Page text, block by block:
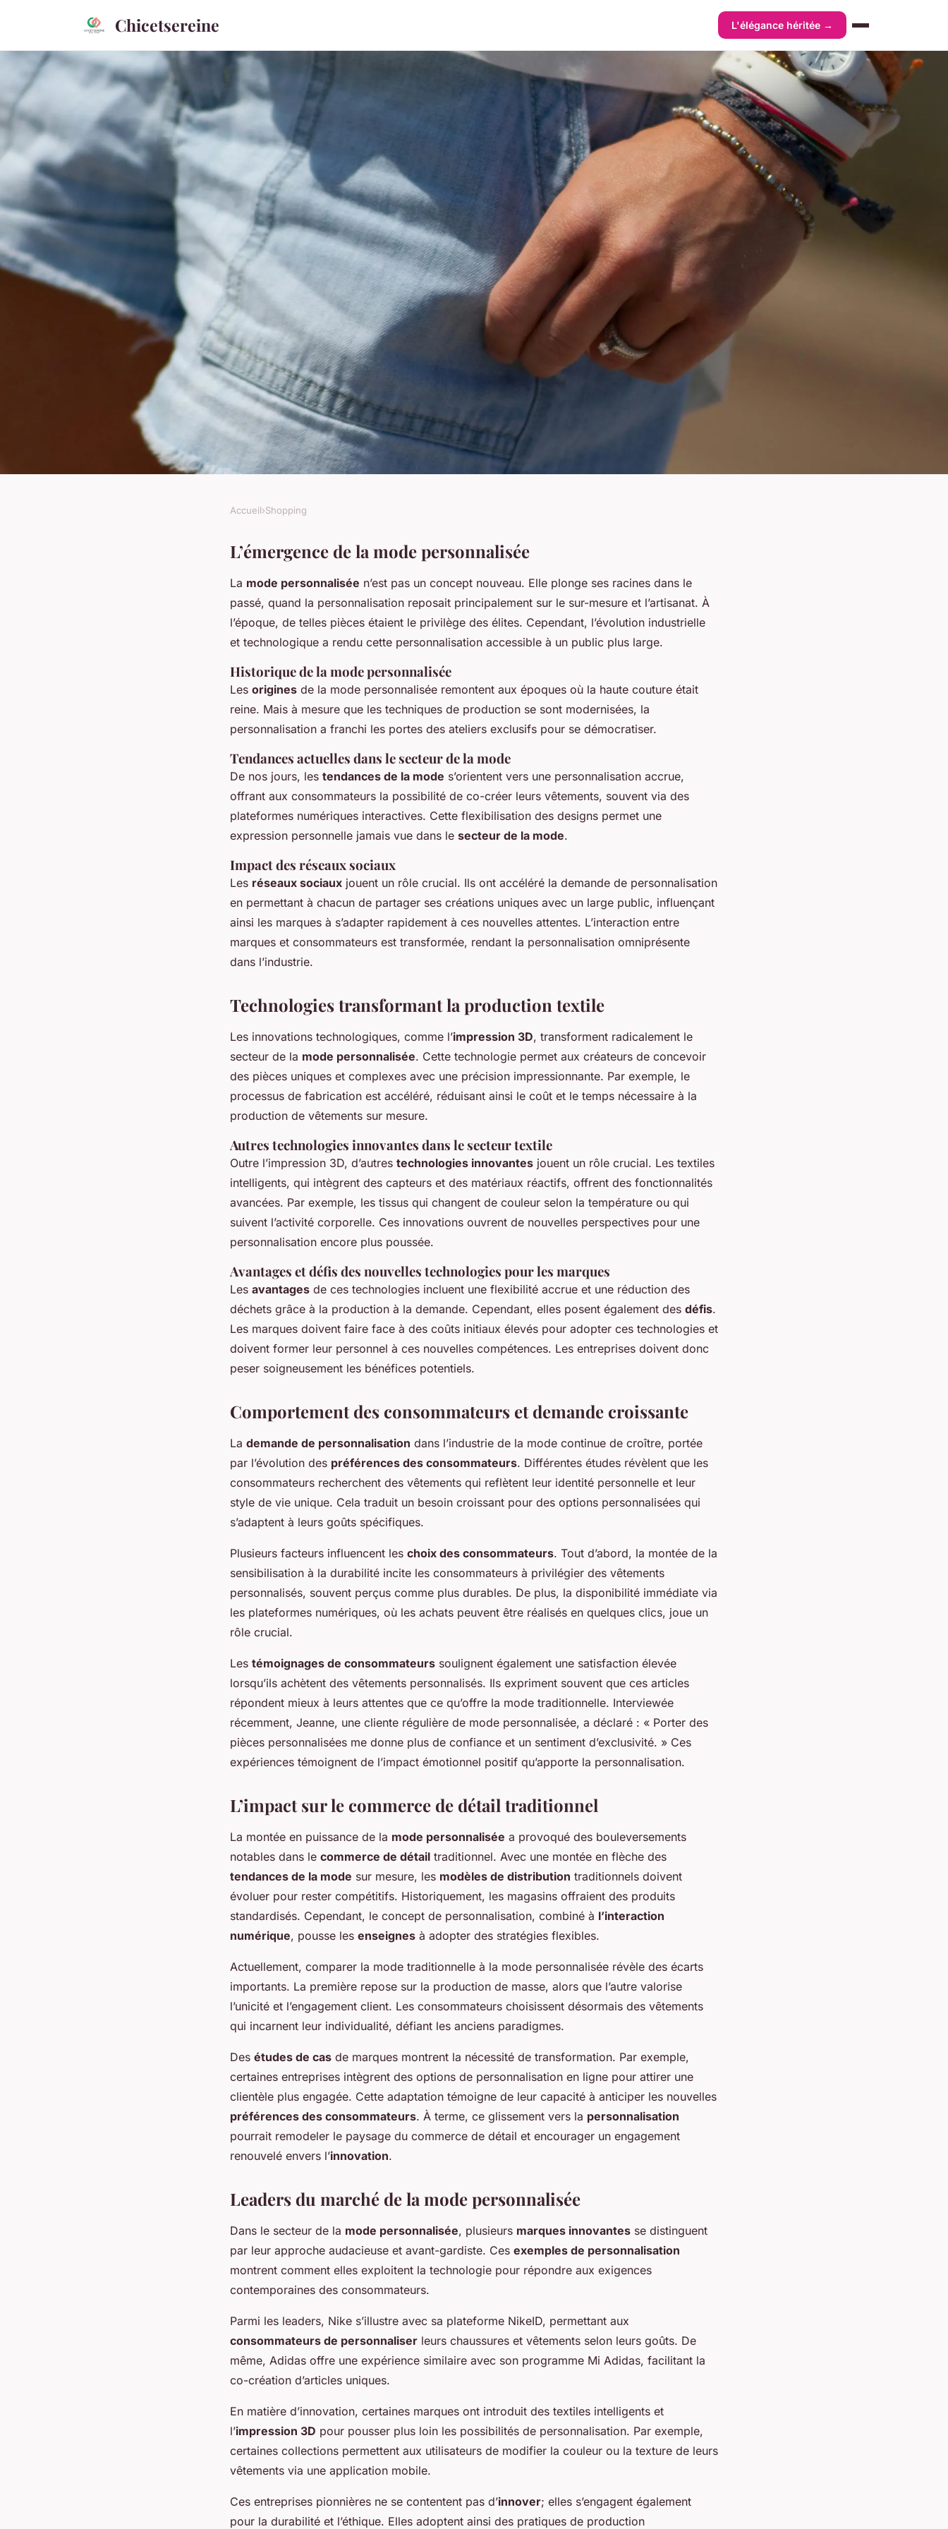
Chicetsereine L'élégance héritée →
L'Ascension de la Mode Personnalisée:
Révolution dans l'Industrie Textile
Accueil›Shopping
L’émergence de la mode personnalisée
La mode personnalisée n’est pas un concept nouveau. Elle plonge ses racines dans le
passé, quand la personnalisation reposait principalement sur le sur-mesure et l’artisanat. À
l’époque, de telles pièces étaient le privilège des élites. Cependant, l’évolution industrielle
et technologique a rendu cette personnalisation accessible à un public plus large.
Historique de la mode personnalisée
Les origines de la mode personnalisée remontent aux époques où la haute couture était
reine. Mais à mesure que les techniques de production se sont modernisées, la
personnalisation a franchi les portes des ateliers exclusifs pour se démocratiser.
Tendances actuelles dans le secteur de la mode
De nos jours, les tendances de la mode s’orientent vers une personnalisation accrue,
offrant aux consommateurs la possibilité de co-créer leurs vêtements, souvent via des
plateformes numériques interactives. Cette flexibilisation des designs permet une
expression personnelle jamais vue dans le secteur de la mode.
Impact des réseaux sociaux
Les réseaux sociaux jouent un rôle crucial. Ils ont accéléré la demande de personnalisation
en permettant à chacun de partager ses créations uniques avec un large public, influençant
ainsi les marques à s’adapter rapidement à ces nouvelles attentes. L’interaction entre
marques et consommateurs est transformée, rendant la personnalisation omniprésente
dans l’industrie.
Technologies transformant la production textile
Les innovations technologiques, comme l’impression 3D, transforment radicalement le
secteur de la mode personnalisée. Cette technologie permet aux créateurs de concevoir
des pièces uniques et complexes avec une précision impressionnante. Par exemple, le
processus de fabrication est accéléré, réduisant ainsi le coût et le temps nécessaire à la
production de vêtements sur mesure.
Autres technologies innovantes dans le secteur textile
Outre l’impression 3D, d’autres technologies innovantes jouent un rôle crucial. Les textiles
intelligents, qui intègrent des capteurs et des matériaux réactifs, offrent des fonctionnalités
avancées. Par exemple, les tissus qui changent de couleur selon la température ou qui
suivent l’activité corporelle. Ces innovations ouvrent de nouvelles perspectives pour une
personnalisation encore plus poussée.
Avantages et défis des nouvelles technologies pour les marques
Les avantages de ces technologies incluent une flexibilité accrue et une réduction des
déchets grâce à la production à la demande. Cependant, elles posent également des défis.
Les marques doivent faire face à des coûts initiaux élevés pour adopter ces technologies et
doivent former leur personnel à ces nouvelles compétences. Les entreprises doivent donc
peser soigneusement les bénéfices potentiels.
Comportement des consommateurs et demande croissante
La demande de personnalisation dans l’industrie de la mode continue de croître, portée
par l’évolution des préférences des consommateurs. Différentes études révèlent que les
consommateurs recherchent des vêtements qui reflètent leur identité personnelle et leur
style de vie unique. Cela traduit un besoin croissant pour des options personnalisées qui
s’adaptent à leurs goûts spécifiques.
Plusieurs facteurs influencent les choix des consommateurs. Tout d’abord, la montée de la
sensibilisation à la durabilité incite les consommateurs à privilégier des vêtements
personnalisés, souvent perçus comme plus durables. De plus, la disponibilité immédiate via
les plateformes numériques, où les achats peuvent être réalisés en quelques clics, joue un
rôle crucial.
Les témoignages de consommateurs soulignent également une satisfaction élevée
lorsqu’ils achètent des vêtements personnalisés. Ils expriment souvent que ces articles
répondent mieux à leurs attentes que ce qu’offre la mode traditionnelle. Interviewée
récemment, Jeanne, une cliente régulière de mode personnalisée, a déclaré : « Porter des
pièces personnalisées me donne plus de confiance et un sentiment d’exclusivité. » Ces
expériences témoignent de l’impact émotionnel positif qu’apporte la personnalisation.
L’impact sur le commerce de détail traditionnel
La montée en puissance de la mode personnalisée a provoqué des bouleversements
notables dans le commerce de détail traditionnel. Avec une montée en flèche des
tendances de la mode sur mesure, les modèles de distribution traditionnels doivent
évoluer pour rester compétitifs. Historiquement, les magasins offraient des produits
standardisés. Cependant, le concept de personnalisation, combiné à l’interaction
numérique, pousse les enseignes à adopter des stratégies flexibles.
Actuellement, comparer la mode traditionnelle à la mode personnalisée révèle des écarts
importants. La première repose sur la production de masse, alors que l’autre valorise
l’unicité et l’engagement client. Les consommateurs choisissent désormais des vêtements
qui incarnent leur individualité, défiant les anciens paradigmes.
Des études de cas de marques montrent la nécessité de transformation. Par exemple,
certaines entreprises intègrent des options de personnalisation en ligne pour attirer une
clientèle plus engagée. Cette adaptation témoigne de leur capacité à anticiper les nouvelles
préférences des consommateurs. À terme, ce glissement vers la personnalisation
pourrait remodeler le paysage du commerce de détail et encourager un engagement
renouvelé envers l’innovation.
Leaders du marché de la mode personnalisée
Dans le secteur de la mode personnalisée, plusieurs marques innovantes se distinguent
par leur approche audacieuse et avant-gardiste. Ces exemples de personnalisation
montrent comment elles exploitent la technologie pour répondre aux exigences
contemporaines des consommateurs.
Parmi les leaders, Nike s’illustre avec sa plateforme NikeID, permettant aux
consommateurs de personnaliser leurs chaussures et vêtements selon leurs goûts. De
même, Adidas offre une expérience similaire avec son programme Mi Adidas, facilitant la
co-création d’articles uniques.
En matière d’innovation, certaines marques ont introduit des textiles intelligents et
l’impression 3D pour pousser plus loin les possibilités de personnalisation. Par exemple,
certaines collections permettent aux utilisateurs de modifier la couleur ou la texture de leurs
vêtements via une application mobile.
Ces entreprises pionnières ne se contentent pas d’innover; elles s’engagent également
pour la durabilité et l’éthique. Elles adoptent ainsi des pratiques de production